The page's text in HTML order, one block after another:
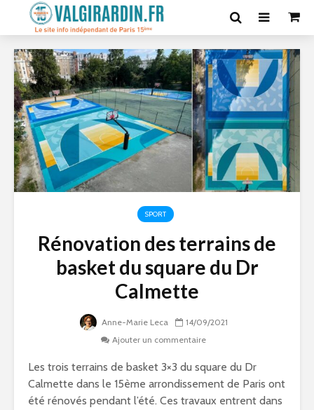
SPORT
Rénovation des terrains de
basket du square du Dr
Calmette
Anne-Marie Leca
14/09/2021
Ajouter un commentaire
Les trois terrains de basket 3×3 du square du Dr
Calmette dans le 15ème arrondissement de Paris ont
été rénovés pendant l’été. Ces travaux entrent dans